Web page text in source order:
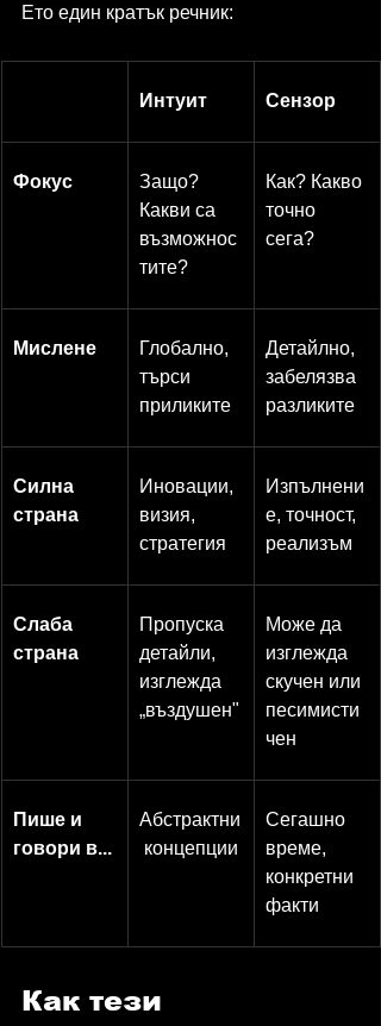
Ето един кратък речник:
Интуит Сензор
Фокус
Защо?
Какви са
възможнос
тите?
Как? Какво
точно
сега?
Мислене
Глобално,
търси
приликите
Детайлно,
забелязва
разликите
Силна
страна
Иновации,
визия,
стратегия
Изпълнени
е, точност,
реализъм
Слаба
страна
Пропуска
детайли,
изглежда
„въздушен"
Може да
изглежда
скучен или
песимисти
чен
Пише и
говори в...
Абстрактни
концепции
Сегашно
време,
конкретни
факти
Как тези